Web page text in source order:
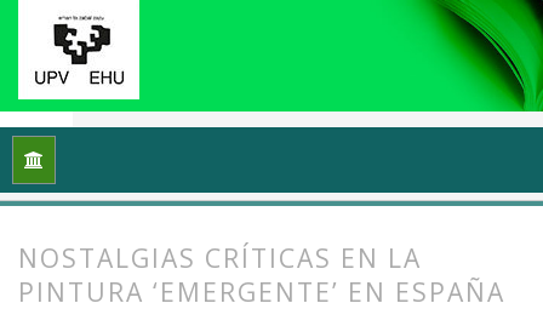
Inicio
NOSTALGIAS CRÍTICAS EN LA
PINTURA ‘EMERGENTE’ EN ESPAÑA